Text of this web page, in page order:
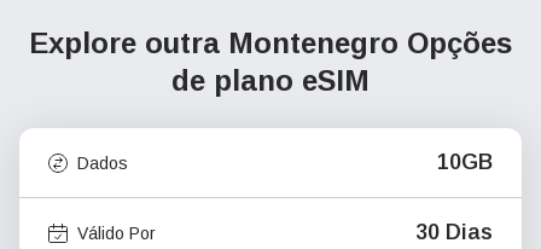
Explore outra Montenegro Opções
de plano eSIM
Dados 10GB
Válido Por 30 Dias